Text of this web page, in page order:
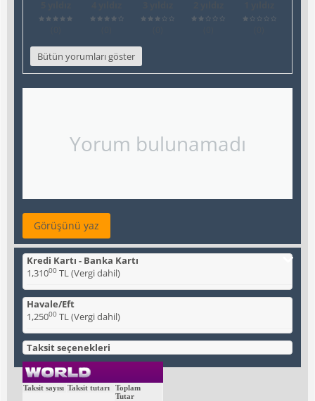
Bütün yorumları göster
Yorum bulunamadı
Görüşünü yaz
Kredi Kartı - Banka Kartı
1,31000 TL(Vergi dahil)
Havale/Eft
1,25000 TL(Vergi dahil)
Taksit seçenekleri
Taksit sayısı Taksit tutarı
Toplam
Tutar